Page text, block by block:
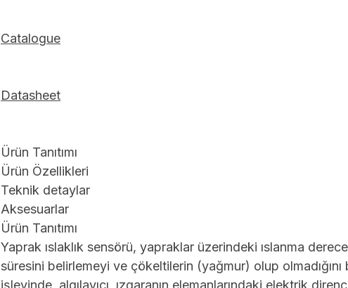
Catalogue
Datasheet
Ürün Tanıtımı
Ürün Özellikleri
Teknik detaylar
Aksesuarlar
Ürün Tanıtımı
Yaprak ıslaklık sensörü, yapraklar üzerindeki ıslanma
süresini belirlemeyi ve çökeltilerin (yağmur) olup
işlevinde, algılayıcı, ızgaranın elemanlarındaki elektrik